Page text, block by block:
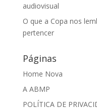
audiovisual
O que a Copa nos
pertencer
Páginas
Home Nova
A ABMP
POLÍTICA DE